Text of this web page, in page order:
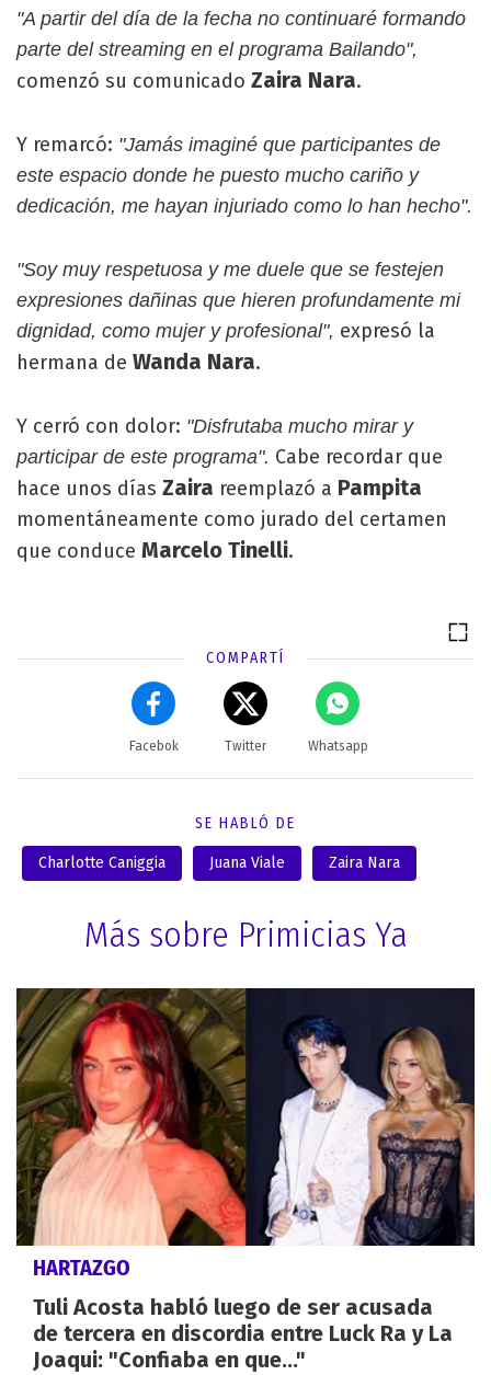
"A partir del día de la fecha no continuaré formando
parte del streaming en el programa Bailando",
comenzó su comunicado Zaira Nara.
Y remarcó: "Jamás imaginé que participantes de
este espacio donde he puesto mucho cariño y
dedicación, me hayan injuriado como lo han hecho".
"Soy muy respetuosa y me duele que se festejen
expresiones dañinas que hieren profundamente mi
dignidad, como mujer y profesional", expresó la
hermana de Wanda Nara.
Y cerró con dolor: "Disfrutaba mucho mirar y
participar de este programa". Cabe recordar que
hace unos días Zaira reemplazó a Pampita
momentáneamente como jurado del certamen
que conduce Marcelo Tinelli.
COMPARTÍ
Facebok Twitter Whatsapp
SE HABLÓ DE
Charlotte Caniggia Juana Viale Zaira Nara
Más sobre Primicias Ya
HARTAZGO
Tuli Acosta habló luego de ser acusada
de tercera en discordia entre Luck Ra y La
Joaqui: "Confiaba en que..."